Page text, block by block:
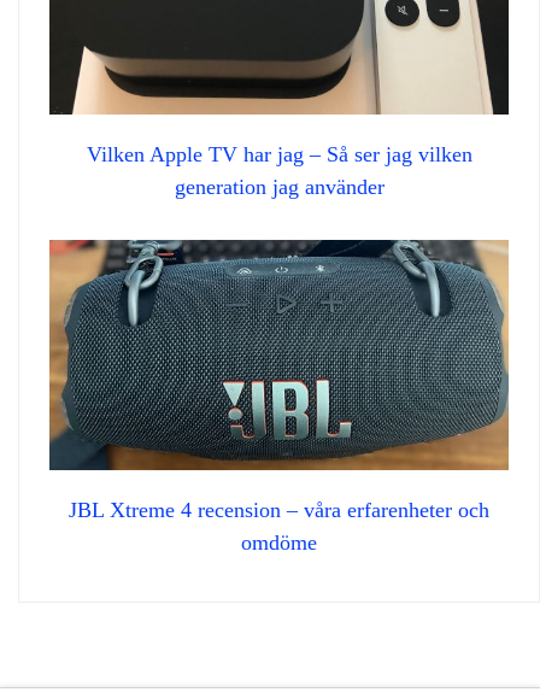
Vilken Apple TV har jag – Så ser jag vilken
generation jag använder
JBL Xtreme 4 recension – våra erfarenheter och
omdöme